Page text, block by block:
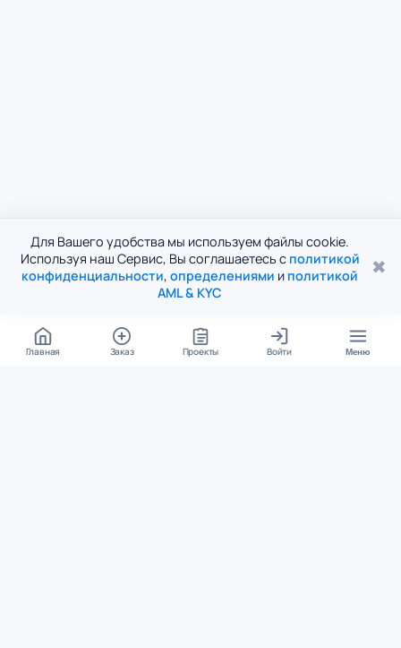
Для Вашего удобства мы используем файлы cookie.
Используя наш Сервис, Вы соглашаетесь с политикой
конфиденциальности, определениями и политикой
AML & KYC
✖
Главная Заказ Проекты Войти Меню